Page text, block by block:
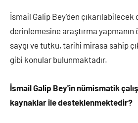
İsmail Galip Bey'den çıkarılabilecek
derinlemesine araştırma yapmanın
saygı ve tutku, tarihi mirasa sahip
gibi konular bulunmaktadır.
İsmail Galip Bey'in nümismatik
kaynaklar ile desteklenmektedir?